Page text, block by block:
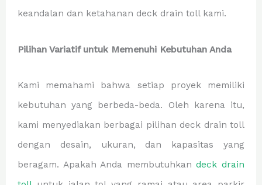
keandalan dan ketahanan deck drain toll kami.
Pilihan Variatif untuk Memenuhi Kebutuhan Anda
Kami memahami bahwa setiap proyek memiliki
kebutuhan yang berbeda-beda. Oleh karena itu,
kami menyediakan berbagai pilihan deck drain toll
dengan desain, ukuran, dan kapasitas yang
beragam. Apakah Anda membutuhkandeck drain